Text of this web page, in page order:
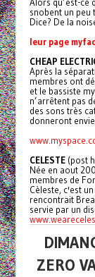
snobent un peu
Dice? De la
leur page
CHEAP
Après la
membres ont
et le bassiste
n’arrêtent pas
des sons très
donneront
CELESTE (post
Née en aout
membres de
Cèleste, c'est
rencontrait
servie par un
ZERO